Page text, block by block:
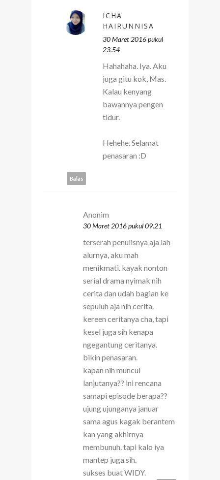
ICHA
HAIRUNNISA
30 Maret 2016 pukul
23.54
Hahahaha. Iya. Aku
juga gitu kok, Mas.
Kalau kenyang
bawannya pengen
tidur.
Hehehe. Selamat
penasaran :D
Balas
Anonim
30 Maret 2016 pukul 09.21
terserah penulisnya aja lah
alurnya, aku mah
menikmati. kayak nonton
serial drama nyimak nih
cerita dan udah bagian ke
sepuluh aja nih cerita.
kereen ceritanya cha, tapi
kesel juga sih kenapa
ngegantung ceritanya.
bikin penasaran.
kapan nih muncul
lanjutanya?? ini rencana
samapi episode berapa??
ujung ujunganya januar
sama agus kagak berantem
kan yang akhirnya
membunuh. tapi kalo iya
mantep juga sih.
sukses buat WIDY.